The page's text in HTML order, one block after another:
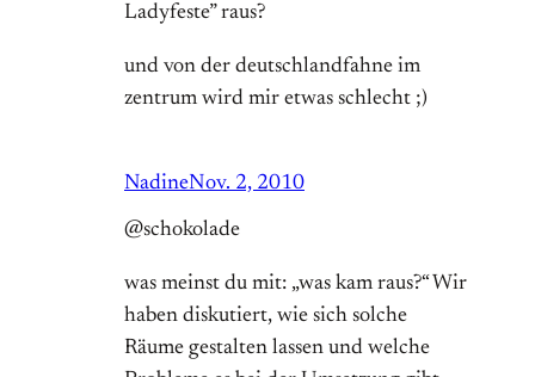
Ladyfeste” raus?
und von der deutschlandfahne im
zentrum wird mir etwas schlecht ;)
NadineNov. 2, 2010
@schokolade
was meinst du mit: „was kam raus?“ Wir
haben diskutiert, wie sich solche
Räume gestalten lassen und welche